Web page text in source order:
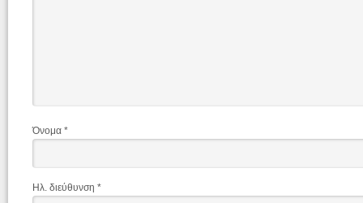
Όνομα *
Ηλ. διεύθυνση *